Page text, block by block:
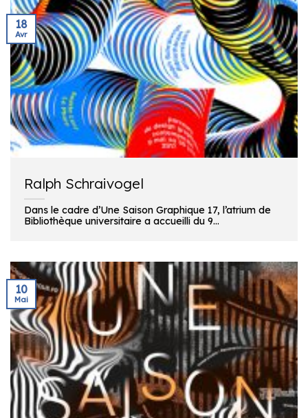
Ralph Schraivogel
Dans le cadre d’Une Saison Graphique 17, l’atrium de
Bibliothèque universitaire a accueilli du 9...
18
Avr
10
Mai